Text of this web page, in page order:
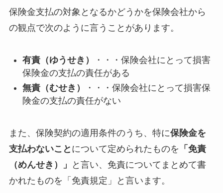
保険金支払の対象となるかどうかを保険会社から
の観点で次のように言うことがあります。
有責（ゆうせき）
・・・保険会社にとって損害
保険金の支払の責任がある
無責（むせき）
・・・保険会社にとって損害保
険金の支払の責任がない
また、保険契約の適用条件のうち、特に保険金を
支払わないこと について定められたものを 「免責
（めんせき）」
と言い、免責についてまとめて書
かれたものを「免責規定」と言います。